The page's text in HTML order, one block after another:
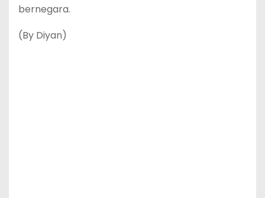
bernegara.
(By Diyan)